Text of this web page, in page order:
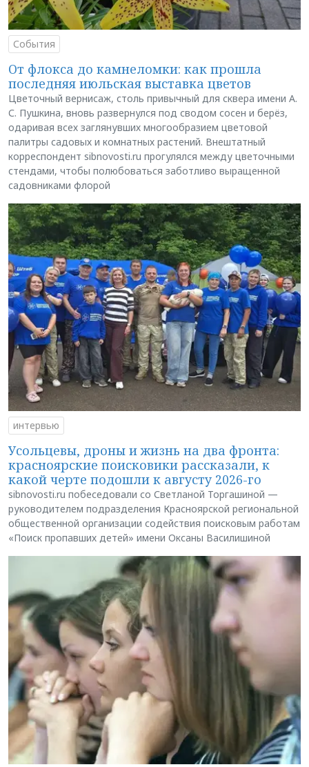
События
От флокса до камнеломки: как прошла
последняя июльская выставка цветов
Цветочный вернисаж, столь привычный для сквера имени А.
С. Пушкина, вновь развернулся под сводом сосен и берёз,
одаривая всех заглянувших многообразием цветовой
палитры садовых и комнатных растений. Внештатный
корреспондент sibnovosti.ru прогулялся между цветочными
стендами, чтобы полюбоваться заботливо выращенной
садовниками флорой
интервью
Усольцевы, дроны и жизнь на два фронта:
красноярские поисковики рассказали, к
какой черте подошли к августу 2026-го
sibnovosti.ru побеседовали со Светланой Торгашиной —
руководителем подразделения Красноярской региональной
общественной организации содействия поисковым работам
«Поиск пропавших детей» имени Оксаны Василишиной